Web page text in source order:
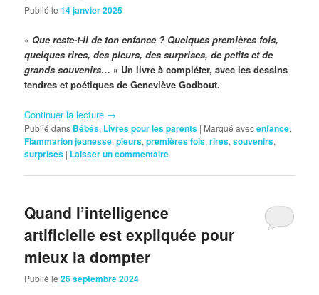
Publié le14 janvier 2025
« Que reste-t-il de ton enfance ? Quelques premières fois,
quelques rires, des pleurs, des surprises, de petits et de
grands souvenirs… » Un livre à compléter, avec les dessins
tendres et poétiques de Geneviève Godbout.
Continuer la lecture →
Publié dans Bébés, Livres pour les parents | Marqué avecenfance,
Flammarion jeunesse,pleurs,premières fois,rires,souvenirs,
surprises | Laisser un commentaire
Quand l’intelligence
artificielle est expliquée pour
mieux la dompter
Publié le26 septembre 2024